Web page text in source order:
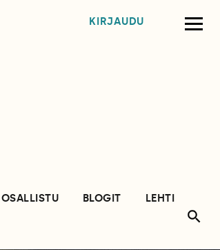
KIRJAUDU
OSALLISTU BLOGIT
LEHTI